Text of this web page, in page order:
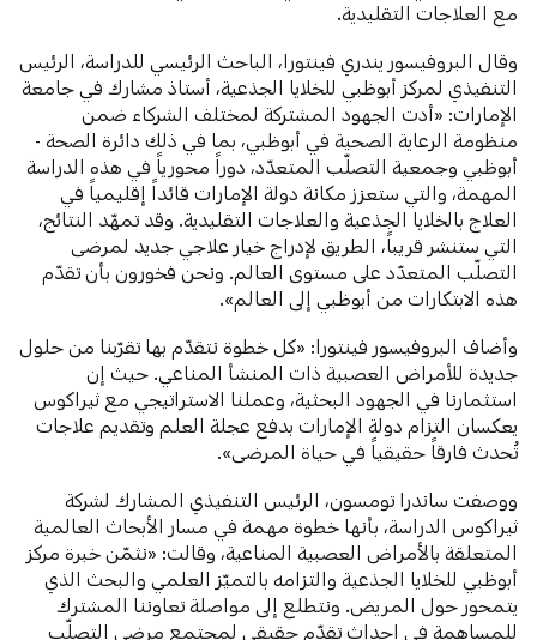
مع العلاجات التقليدية.
وقال البروفيسور يندري فينتورا، الباحث الرئيسي للدراسة، الرئيس
التنفيذي لمركز أبوظبي للخلايا الجذعية، أستاذ مشارك في جامعة
الإمارات: «أدت الجهود المشتركة لمختلف الشركاء ضمن
منظومة الرعاية الصحية في أبوظبي، بما في ذلك دائرة الصحة -
أبوظبي وجمعية التصلّب المتعدّد، دوراً محورياً في هذه الدراسة
المهمة، والتي ستعزز مكانة دولة الإمارات قائداً إقليمياً في
العلاج بالخلايا الجذعية والعلاجات التقليدية. وقد تمهّد النتائج،
التي ستنشر قريباً، الطريق لإدراج خيار علاجي جديد لمرضى
التصلّب المتعدّد على مستوى العالم. ونحن فخورون بأن تقدّم
هذه الابتكارات من أبوظبي إلى العالم».
وأضاف البروفيسور فينتورا: «كل خطوة نتقدّم بها تقرّبنا من حلول
جديدة للأمراض العصبية ذات المنشأ المناعي. حيث إن
استثمارنا في الجهود البحثية، وعملنا الاستراتيجي مع ثيراكوس
يعكسان التزام دولة الإمارات بدفع عجلة العلم وتقديم علاجات
تُحدث فارقاً حقيقياً في حياة المرضى».
ووصفت ساندرا تومسون، الرئيس التنفيذي المشارك لشركة
ثيراكوس الدراسة، بأنها خطوة مهمة في مسار الأبحاث العالمية
المتعلقة بالأمراض العصبية المناعية، وقالت: «نثمّن خبرة مركز
أبوظبي للخلايا الجذعية والتزامه بالتميّز العلمي والبحث الذي
يتمحور حول المريض. ونتطلع إلى مواصلة تعاوننا المشترك
للمساهمة في إحداث تقدّم حقيقي لمجتمع مرضى التصلّب